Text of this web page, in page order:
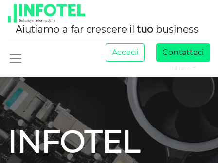
Aiutiamo a far crescere il tuo business
Accedi Contattaci
INFOTEL